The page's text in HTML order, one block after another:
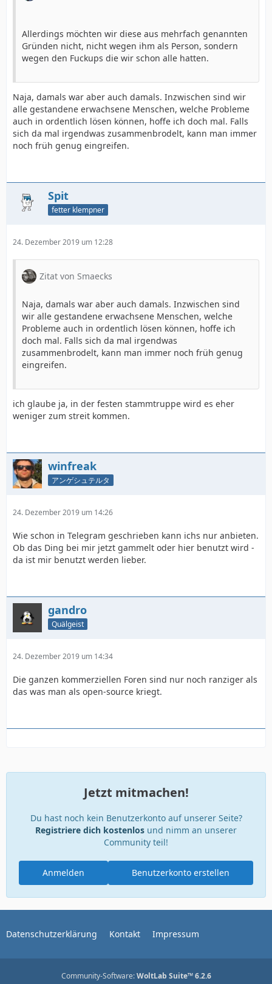
Allerdings möchten wir diese aus mehrfach genannten
Gründen nicht, nicht wegen ihm als Person, sondern
wegen den Fuckups die wir schon alle hatten.
Naja, damals war aber auch damals. Inzwischen sind wir
alle gestandene erwachsene Menschen, welche Probleme
auch in ordentlich lösen können, hoffe ich doch mal. Falls
sich da mal irgendwas zusammenbrodelt, kann man immer
noch früh genug eingreifen.
Spit
fetter klempner
24. Dezember 2019 um 12:28
Zitat von Smaecks
Naja, damals war aber auch damals. Inzwischen sind
wir alle gestandene erwachsene Menschen, welche
Probleme auch in ordentlich lösen können, hoffe ich
doch mal. Falls sich da mal irgendwas
zusammenbrodelt, kann man immer noch früh genug
eingreifen.
ich glaube ja, in der festen stammtruppe wird es eher
weniger zum streit kommen.
winfreak
アンゲシュテルタ
24. Dezember 2019 um 14:26
Wie schon in Telegram geschrieben kann ichs nur anbieten.
Ob das Ding bei mir jetzt gammelt oder hier benutzt wird -
da ist mir benutzt werden lieber.
gandro
Quälgeist
24. Dezember 2019 um 14:34
Die ganzen kommerziellen Foren sind nur noch ranziger als
das was man als open-source kriegt.
Jetzt mitmachen!
Du hast noch kein Benutzerkonto auf unserer Seite?
Registriere dich kostenlos und nimm an unserer
Community teil!
Benutzerkonto erstellen
Anmelden
Datenschutzerklärung Kontakt Impressum
Community-Software:WoltLab Suite™ 6.2.6